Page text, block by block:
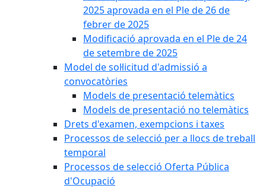
2025 aprovada en el Ple de 26 de
febrer de 2025
Modificació aprovada en el Ple de 24
de setembre de 2025
Model de sol·licitud d'admissió a
convocatòries
Models de presentació telemàtics
Models de presentació no telemàtics
Drets d'examen, exempcions i taxes
Processos de selecció per a llocs de treball
temporal
Processos de selecció Oferta Pública
d'Ocupació